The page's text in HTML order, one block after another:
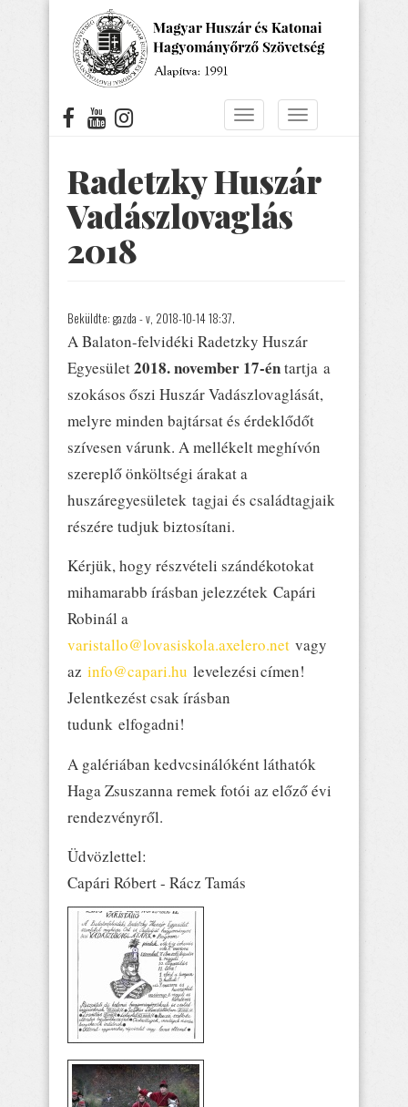
Navigáció
Navigáció
Radetzky Huszár
Vadászlovaglás
2018
Beküldte: gazda - v, 2018-10-14 18:37.
A Balaton-felvidéki Radetzky Huszár
Egyesület2018. november 17-éntartja a
szokásos őszi Huszár Vadászlovaglását,
melyre minden bajtársat és érdeklődőt
szívesen várunk. A mellékelt meghívón
szereplő önköltségi árakat a
huszáregyesületek tagjai és családtagjaik
részére tudjuk biztosítani.
Kérjük, hogy részvételi szándékotokat
mihamarabb írásban jelezzétek Capári
Robinál a
varistallo@lovasiskola.axelero.net vagy
az info@capari.hu levelezési címen!
Jelentkezést csak írásban
tudunk elfogadni!
A galériában kedvcsinálóként láthatók
Haga Zsuszanna remek fotói az előző évi
rendezvényről.
Üdvözlettel:
Capári Róbert - Rácz Tamás